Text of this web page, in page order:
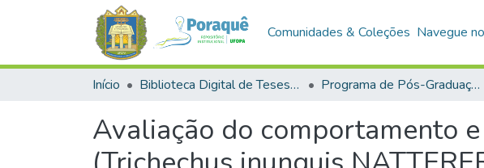
Comunidades & Coleções Navegue
Início Biblioteca Digital de Teses e Dissertações (BDTD) Programa de Pós-Graduação em Sociedade, Ambiente e Qualidade de Vida (PPGSAQ)
Avaliação do comportamento